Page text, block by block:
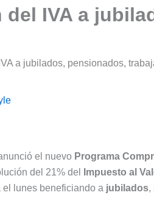
IVA a
a jubilados, pensionados,
el nuevo Programa
del 21% del
Impuesto al
lunes beneficiando a jubilados,